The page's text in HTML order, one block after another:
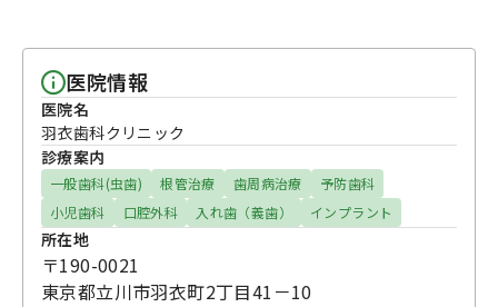
医院情報
医院名
羽衣歯科クリニック
診療案内
一般歯科(虫歯) 根管治療 歯周病治療
予防歯科
小児歯科
口腔外科 入れ歯（義歯） インプラント
所在地
〒190-0021
東京都立川市羽衣町2丁目41－10